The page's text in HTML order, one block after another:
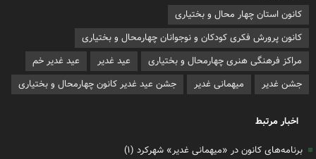
کانون استان چهار محال و بختیاری
کانون پرورش فکری کودکان و نوجوانان چهارمحال و بختیاری
مراکز فرهنگی هنری چهارمحال و بختیاری
عید غدیر
عید غدیر خم
جشن غدیر
میهمانی غدیر جشن عید غدیر کانون چهارمحال و بختیاری
اخبار مرتبط
برنامه‌های کانون در «میهمانی غدیر» شهرکرد (۱)